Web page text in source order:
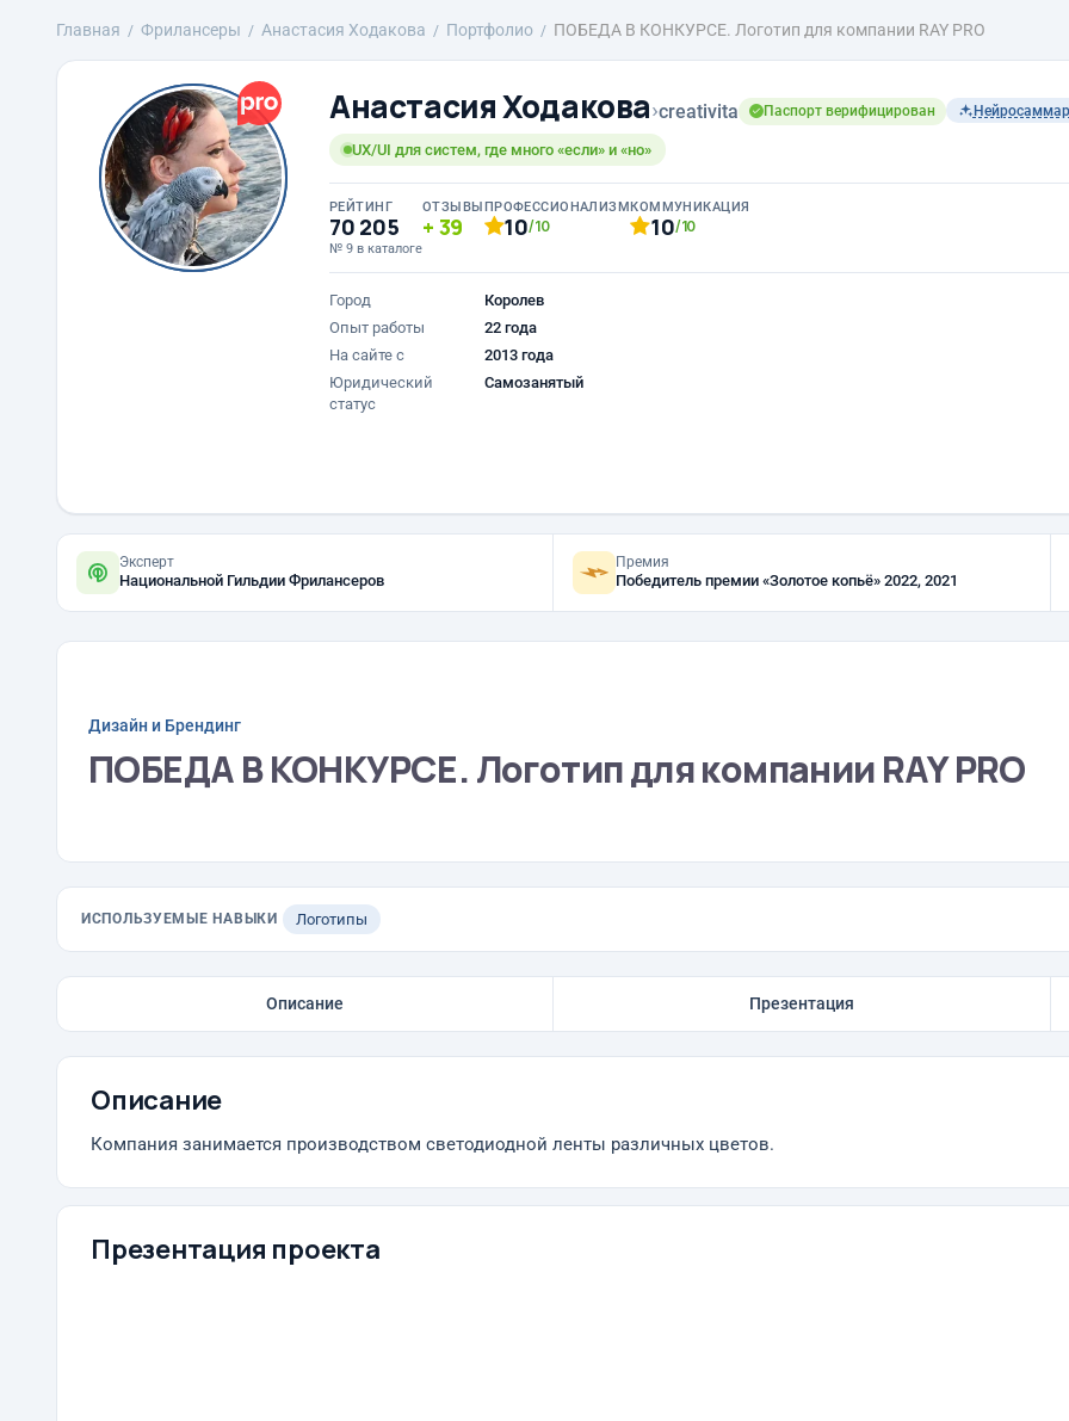
Главная Фрилансеры Анастасия Ходакова Портфолио ПОБЕДА В КОНКУРСЕ. Логотип для компании RAY PRO
Анастасия Ходакова›creativita Паспорт верифицирован
UX/UI для систем, где много «если» и «но»
РЕЙТИНГ
70 205
№ 9 в каталоге
ОТЗЫВЫ
39
ПРОФЕССИОНАЛИЗМ
10/10
КОММУНИКАЦИЯ
10/10
Город
Королев
Опыт работы
22 года
На сайте с
2013 года
Юридический
статус
Самозанятый
Эксперт
Национальной Гильдии Фрилансеров
Премия
Победитель премии «Золотое копьё» 2022, 2021
Дизайн и Брендинг
ПОБЕДА В КОНКУРСЕ. Логотип для компании RAY PRO
ИСПОЛЬЗУЕМЫЕ НАВЫКИ Логотипы
Описание Презентация
Описание
Компания занимается производством светодиодной ленты различных цветов.
Презентация проекта